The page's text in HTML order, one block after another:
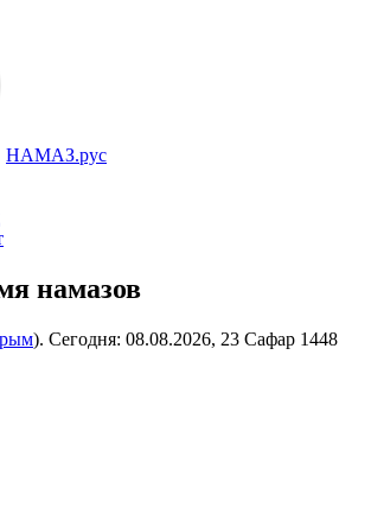
НАМАЗ.рус
намазов
). Сегодня: 08.08.2026, 23 Сафар 1448